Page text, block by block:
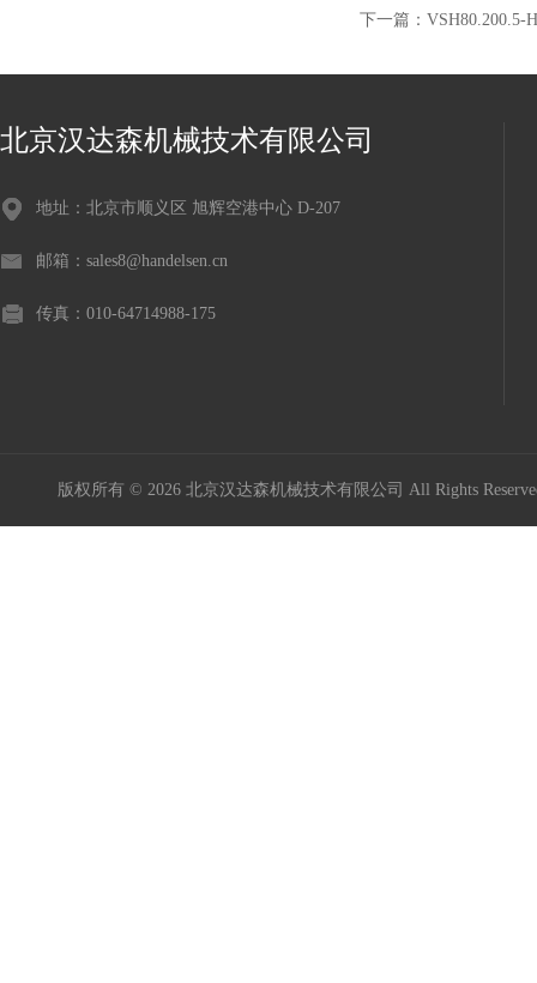
下一篇： VSH80.200.5-
北京汉达森机械技术有限公司
地址：北京市顺义区 旭辉空港中心 D-207
邮箱：sales8@handelsen.cn
传真：010-64714988-175
版权所有 © 2026 北京汉达森机械技术有限公司 All Rights